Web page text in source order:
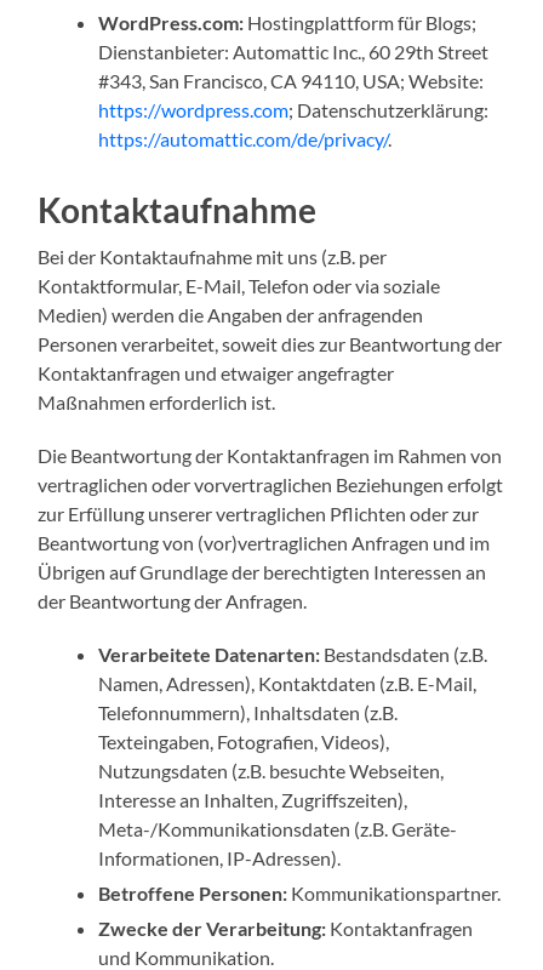
WordPress.com: Hostingplattform für Blogs;
Dienstanbieter: Automattic Inc., 60 29th Street
#343, San Francisco, CA 94110, USA; Website:
https://wordpress.com; Datenschutzerklärung:
https://automattic.com/de/privacy/.
Kontaktaufnahme
Bei der Kontaktaufnahme mit uns (z.B. per
Kontaktformular, E-Mail, Telefon oder via soziale
Medien) werden die Angaben der anfragenden
Personen verarbeitet, soweit dies zur Beantwortung der
Kontaktanfragen und etwaiger angefragter
Maßnahmen erforderlich ist.
Die Beantwortung der Kontaktanfragen im Rahmen von
vertraglichen oder vorvertraglichen Beziehungen erfolgt
zur Erfüllung unserer vertraglichen Pflichten oder zur
Beantwortung von (vor)vertraglichen Anfragen und im
Übrigen auf Grundlage der berechtigten Interessen an
der Beantwortung der Anfragen.
Verarbeitete Datenarten: Bestandsdaten (z.B.
Namen, Adressen), Kontaktdaten (z.B. E-Mail,
Telefonnummern), Inhaltsdaten (z.B.
Texteingaben, Fotografien, Videos),
Nutzungsdaten (z.B. besuchte Webseiten,
Interesse an Inhalten, Zugriffszeiten),
Meta-/Kommunikationsdaten (z.B. Geräte-
Informationen, IP-Adressen).
Betroffene Personen: Kommunikationspartner.
Zwecke der Verarbeitung: Kontaktanfragen
und Kommunikation.